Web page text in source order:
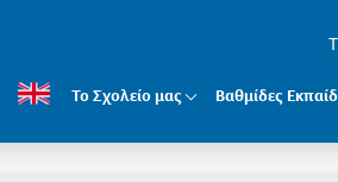
Το Σχολείο μας Βαθμίδες